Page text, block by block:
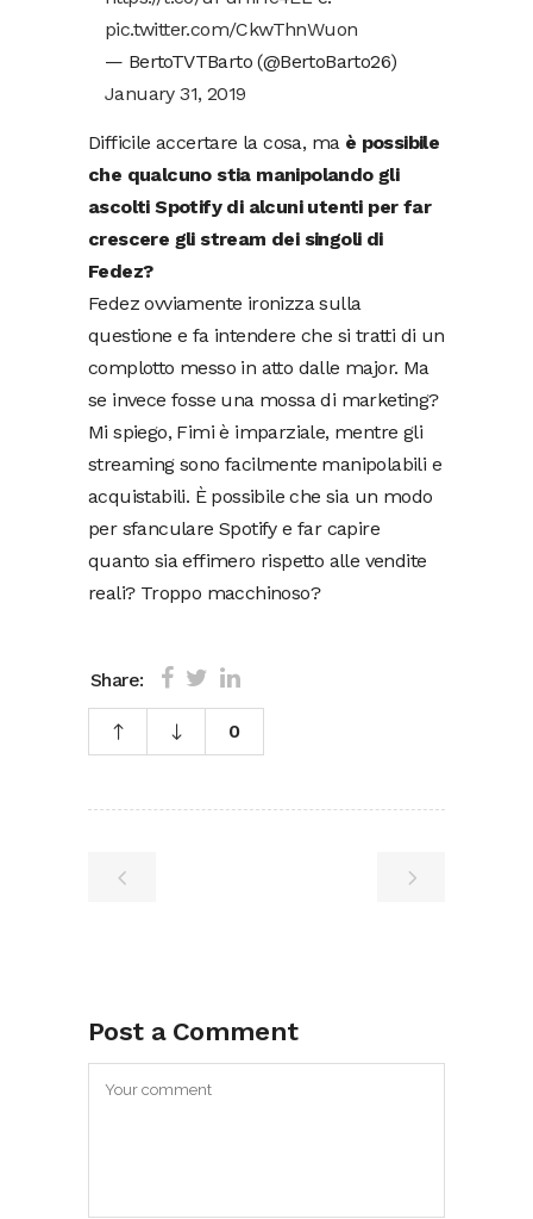
pic.twitter.com/CkwThnWuon
— BertoTVTBarto (@BertoBarto26)
January 31, 2019
Difficile accertare la cosa, ma è possibile
che qualcuno stia manipolando gli
ascolti Spotify di alcuni utenti per far
crescere gli stream dei singoli di
Fedez?
Fedez ovviamente ironizza sulla
questione e fa intendere che si tratti di un
complotto messo in atto dalle major. Ma
se invece fosse una mossa di marketing?
Mi spiego, Fimi è imparziale, mentre gli
streaming sono facilmente manipolabili e
acquistabili. È possibile che sia un modo
per sfanculare Spotify e far capire
quanto sia effimero rispetto alle vendite
reali? Troppo macchinoso?
Share:
0
Post a Comment